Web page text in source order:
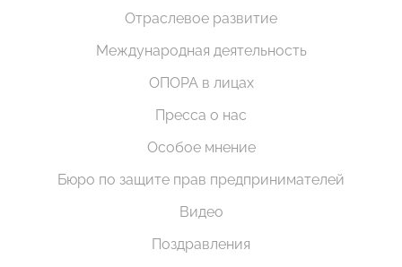
Отраслевое развитие
Международная деятельность
ОПОРА в лицах
Пресса о нас
Особое мнение
Бюро по защите прав предпринимателей
Видео
Поздравления